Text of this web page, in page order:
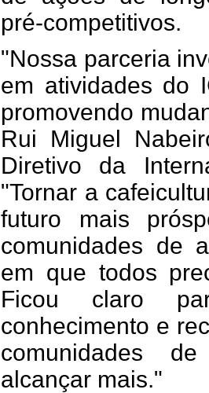
pré-competitivos.
"Nossa parceria
em atividades do
promovendo
Rui Miguel
Diretivo da
"Tornar a
futuro mais
comunidades de
em que todos
Ficou claro
conhecimento e
comunidades
alcançar mais."